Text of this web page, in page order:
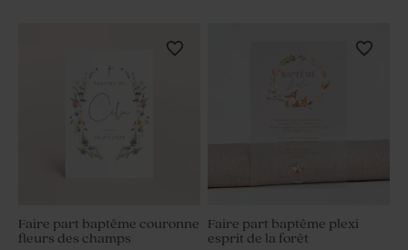
Faire part baptême couronne
fleurs des champs
Faire part baptême plexi
esprit de la forêt